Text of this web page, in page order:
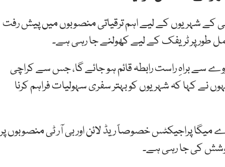
کے شہریوں کے لیے اہم ترقیاتی منصوبوں میں پیش رفت
طور پر ٹریفک کے لیے کھولنے جا رہی ہے۔
کہا کہ شاہراہ بھٹو کے فعال ہونے سے ایم 9 موٹروے سے براہِ راست رابطہ قائم ہو جائے گا، جس سے کراچی
نے کہا کہ شہریوں کو بہتر سفری سہولیات فراہم کرنا
پراجیکٹس خصوصاً ریڈ لائن اور بی آر ٹی منصوبوں پر
کی جا رہی ہے۔